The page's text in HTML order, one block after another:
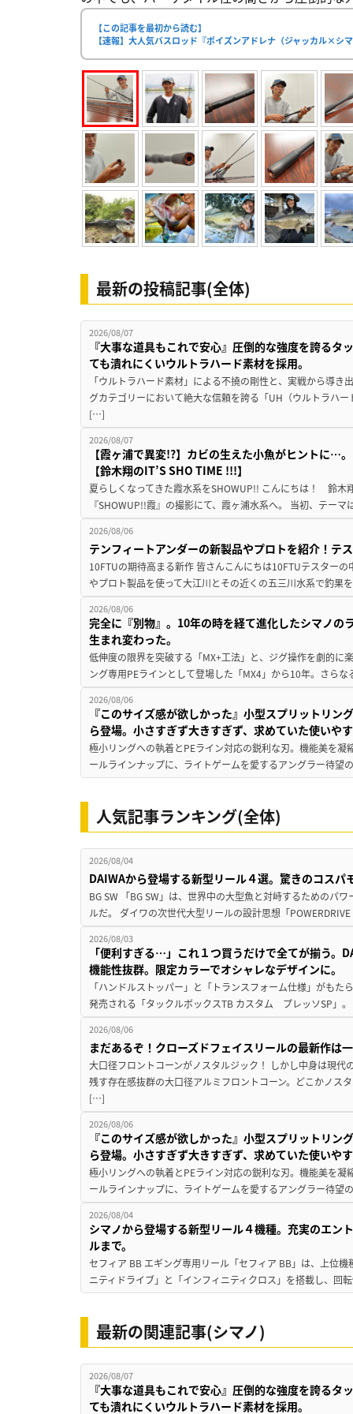
【この記事を最初から読む】
【速報】大人気バスロッド『ポイズンアドレナ（ジャッカル×
最新の投稿記事(全体)
2026/08/07
『大事な道具もこれで安心』圧倒的な強度を誇る
ても潰れにくいウルトラハード素材を採用。
「ウルトラハード素材」による不撓の剛性と、実戦から導
グカテゴリーにおいて絶大な信頼を誇る「UH（ウルトラハ
[…]
2026/08/07
【霞ヶ浦で異変!?】カビの生えた小魚がヒントに…
【鈴木翔のIT’S SHO TIME !!!】
夏らしくなってきた霞水系をSHOWUP!! こんにちは！ 鈴木
『SHOWUP!!霞』の撮影にて、霞ヶ浦水系へ。 当初、テー
2026/08/06
テンフィートアンダーの新製品やプロトを紹介！テ
10FTUの期待高まる新作 皆さんこんにちは10FTUテスター
やプロト製品を使って大江川とその近くの五三川水系で釣
2026/08/06
完全に『別物』。10年の時を経て進化したシマノの
生まれ変わった。
低伸度の限界を突破する「MX+工法」と、ジグ操作を劇的に
ング専用PEラインとして登場した「MX4」から10年。さら
2026/08/06
『このサイズ感が欲しかった』小型スプリットリ
ら登場。小さすぎず大きすぎず、求めていた使いや
極小リングへの執着とPEライン対応の鋭利な刃。機能美を
ールラインナップに、ライトゲームを愛するアングラー待
人気記事ランキング(全体)
2026/08/04
DAIWAから登場する新型リール４選。驚きのコス
BG SW 「BG SW」は、世界中の大型魚と対峙するためのパ
ルだ。 ダイワの次世代大型リールの設計思想「
2026/08/03
「便利すぎる…」これ１つ買うだけで全てが揃う。
機能性抜群。限定カラーでオシャレなデザインに。
「ハンドルストッパー」と「トランスフォーム仕様」がもた
発売される「タックルボックスTB カスタム プレッソSP」
2026/08/06
まだあるぞ！クローズドフェイスリールの最新作は
大口径フロントコーンがノスタルジック！ しかし中身は現
残す存在感抜群の大口径アルミフロントコーン。どこかノス
[…]
2026/08/06
『このサイズ感が欲しかった』小型スプリットリ
ら登場。小さすぎず大きすぎず、求めていた使いや
極小リングへの執着とPEライン対応の鋭利な刃。機能美を
ールラインナップに、ライトゲームを愛するアングラー待
2026/08/04
シマノから登場する新型リール４機種。充実のエン
ルまで。
セフィア BB エギング専用リール「セフィア BB」は、上位
ニティドライブ」と「インフィニティクロス」を搭載し、
最新の関連記事(シマノ)
2026/08/07
『大事な道具もこれで安心』圧倒的な強度を誇る
ても潰れにくいウルトラハード素材を採用。